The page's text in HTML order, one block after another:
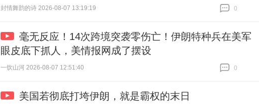
封情舞韵的诗 2026-08-07 13:19:19
0
毫无反应！14次跨境突袭零伤亡！伊朗特种兵在美军
眼皮底下抓人，美情报网成了摆设
一饮山河 2026-08-07 12:51:40
0
美国若彻底打垮伊朗，就是霸权的末日